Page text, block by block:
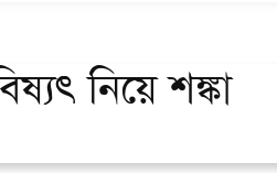
নিয়ে শঙ্কা